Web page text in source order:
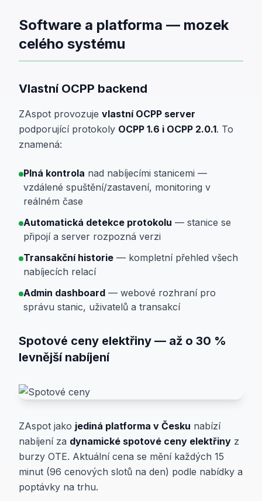
Software a platforma — mozek
celého systému
Vlastní OCPP backend
ZAspot provozuje vlastní OCPP server
podporující protokoly OCPP 1.6 i OCPP 2.0.1. To
znamená:
Plná kontrola nad nabíjecími stanicemi —
vzdálené spuštění/zastavení, monitoring v
reálném čase
Automatická detekce protokolu — stanice se
připojí a server rozpozná verzi
Transakční historie — kompletní přehled všech
nabíjecích relací
Admin dashboard — webové rozhraní pro
správu stanic, uživatelů a transakcí
Spotové ceny elektřiny — až o 30 %
levnější nabíjení
ZAspot jako jediná platforma v Česku nabízí
nabíjení za dynamické spotové ceny elektřiny z
burzy OTE. Aktuální cena se mění každých 15
minut (96 cenových slotů na den) podle nabídky a
poptávky na trhu.